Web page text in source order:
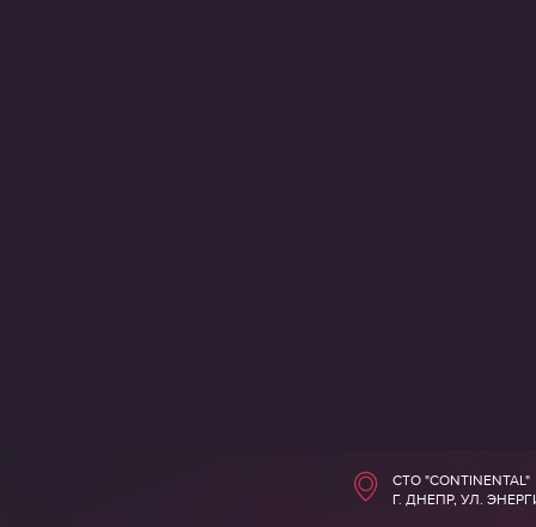
СТО "CONTINENTAL"
Г. ДНЕПР, УЛ.